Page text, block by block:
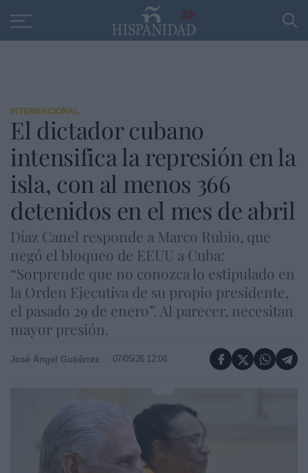
30
INTERNACIONAL
El dictador cubano
intensifica la represión en la
isla, con al menos 366
detenidos en el mes de abril
Díaz Canel responde a Marco Rubio, que
negó el bloqueo de EEUU a Cuba:
“Sorprende que no conozca lo estipulado en
la Orden Ejecutiva de su propio presidente,
el pasado 29 de enero”. Al parecer, necesitan
mayor presión.
José Ángel Gutiérrez 07/05/26 12:04